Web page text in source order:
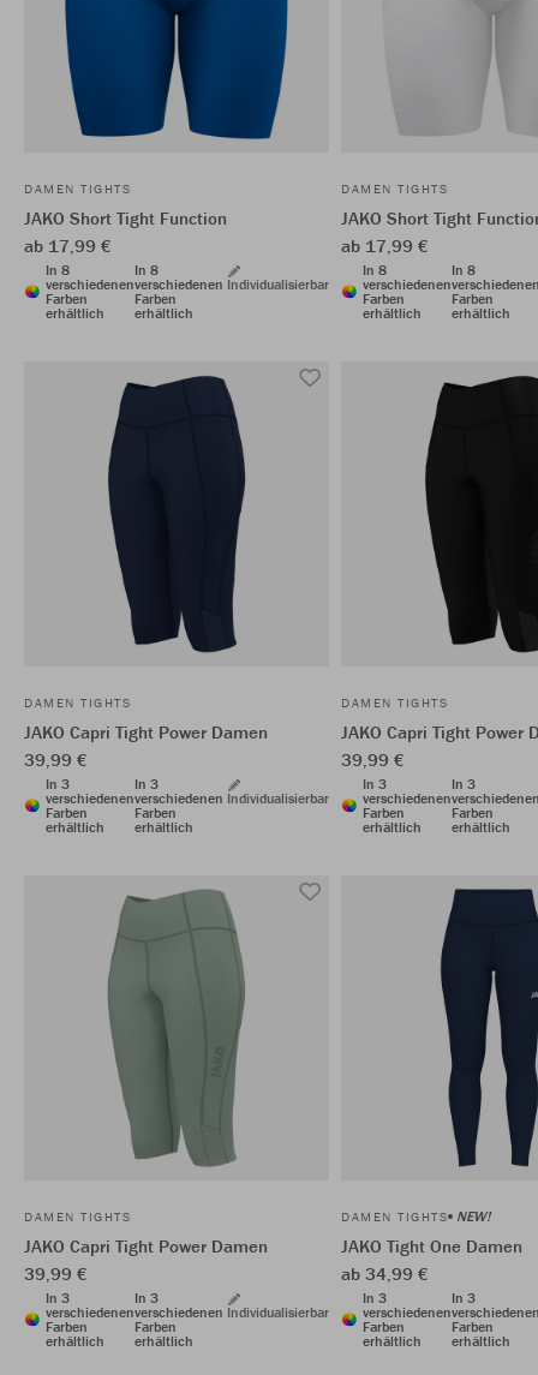
DAMEN TIGHTS
JAKO Short Tight Function
ab 17,99 €
In 8
verschiedenen
Farben
erhältlich
In 8
verschiedenen
Farben
erhältlich
Individualisierbar
DAMEN TIGHTS
JAKO Short Tight
ab 17,99 €
In 8
verschiedenen
Farben
erhältlich
In 8
Farben
erhältlich
DAMEN TIGHTS
JAKO Capri Tight Power Damen
39,99 €
In 3
verschiedenen
Farben
erhältlich
In 3
verschiedenen
Farben
erhältlich
Individualisierbar
DAMEN TIGHTS
JAKO Capri Tight Power
39,99 €
In 3
verschiedenen
Farben
erhältlich
In 3
Farben
erhältlich
DAMEN TIGHTS
JAKO Capri Tight Power Damen
39,99 €
In 3
verschiedenen
Farben
erhältlich
In 3
verschiedenen
Farben
erhältlich
Individualisierbar
DAMEN TIGHTS NEW!
JAKO Tight One Damen
ab 34,99 €
In 3
verschiedenen
Farben
erhältlich
In 3
Farben
erhältlich